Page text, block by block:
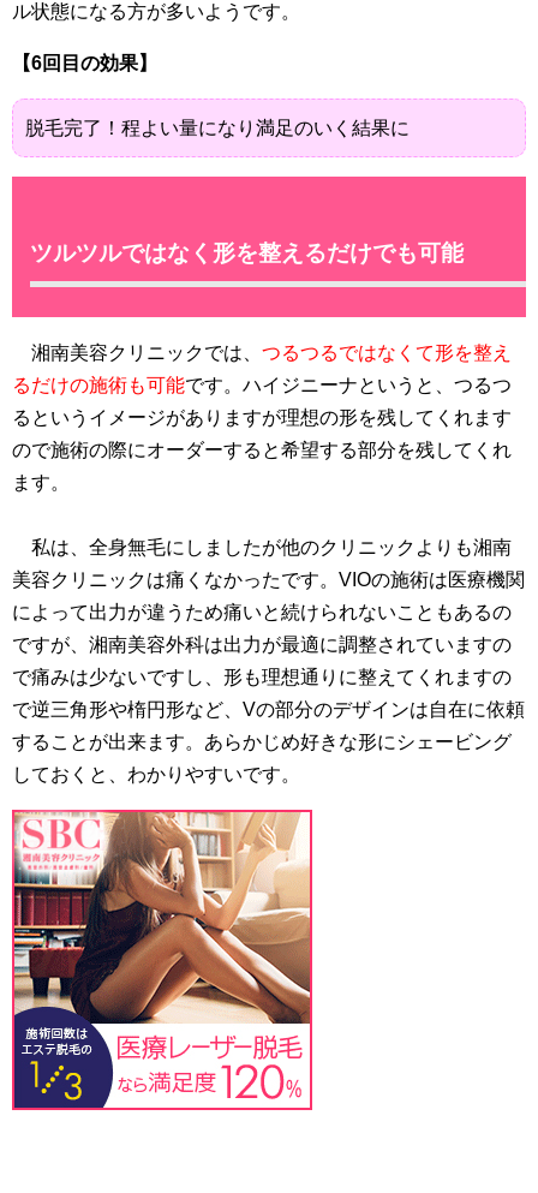
ル状態になる方が多いようです。
【6回目の効果】
脱毛完了！程よい量になり満足のいく結果に
ツルツルではなく形を整えるだけでも可能
湘南美容クリニックでは、 つるつるではなくて形を整え
るだけの施術も可能です。ハイジニーナというと、つるつ
るというイメージがありますが理想の形を残してくれます
ので施術の際にオーダーすると希望する部分を残してくれ
ます。
私は、全身無毛にしましたが他のクリニックよりも湘南
美容クリニックは痛くなかったです。VIOの施術は医療機関
によって出力が違うため痛いと続けられないこともあるの
ですが、湘南美容外科は出力が最適に調整されていますの
で痛みは少ないですし、形も理想通りに整えてくれますの
で逆三角形や楕円形など、Vの部分のデザインは自在に依頼
することが出来ます。あらかじめ好きな形にシェービング
しておくと、わかりやすいです。